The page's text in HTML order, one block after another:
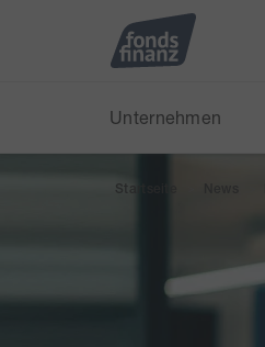
Unternehmen
Startseite